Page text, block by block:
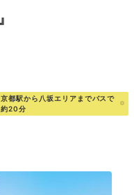
京都駅から八坂エリアまでバスで
約20分